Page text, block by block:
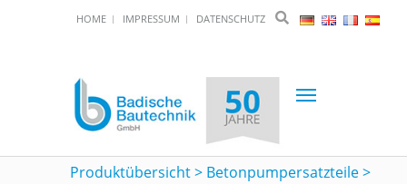
HOME IMPRESSUM DATENSCHUTZ
Toggle
Produktübersicht> Betonpumpersatzteile>